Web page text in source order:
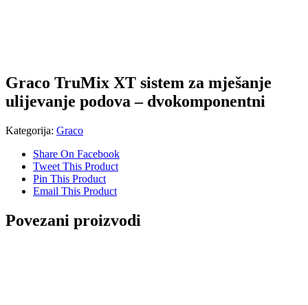
Graco TruMix XT sistem za mješanje
ulijevanje podova – dvokomponentni
Kategorija: Graco
Share On Facebook
Tweet This Product
Pin This Product
Email This Product
Povezani proizvodi